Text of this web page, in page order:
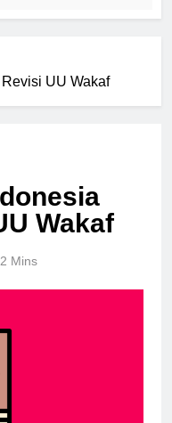
UU Wakaf
Wakaf
2 Mins